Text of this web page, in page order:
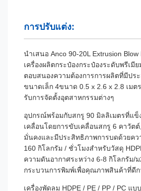
การปรับแต่ง:
นําเสนอ Anco 90-20L Extrusion
เครื่องผลิตกระป๋องกระป๋องระดับพรีเมี
ตอบสนองความต้องการการผลิตที่มีปร
ขนาดเล็ก 4ขนาด 0.5 x 2.6 x 2.8 เมต
รับการจัดตั้งอุตสาหกรรมต่างๆ
อุปกรณ์พร้อมกับสกรู 90 มิลลิเมตรที่แข็
เคลื่อนโดยการขับเคลื่อนสกรู 6 คาวัตต์
มั่นคงและมีประสิทธิภาพการบดด้วยคว
160 กิโลกรัม / ชั่วโมงสําหรับวัสดุ
ความดันอากาศระหว่าง 6-8 กิโลกรัม/
กระบวนการพิมพ์เพื่อคุณภาพสินค้าที่ดีก
เครื่องพัดลม HDPE / PE / PP / PC แ